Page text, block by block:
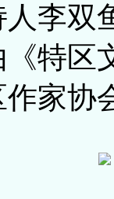
李双
特区
家协